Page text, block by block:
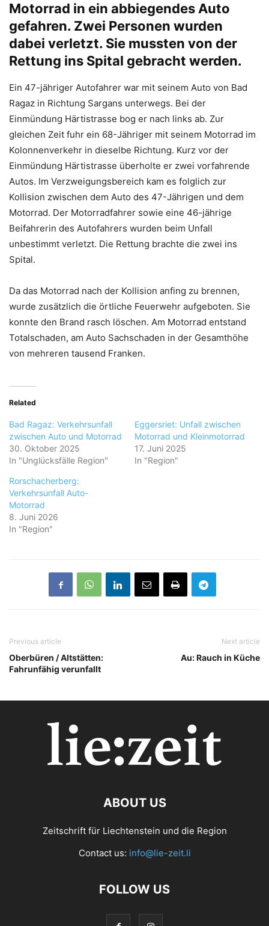
Motorrad in ein abbiegendes Auto
gefahren. Zwei Personen wurden
dabei verletzt. Sie mussten von der
Rettung ins Spital gebracht werden.
Ein 47-jähriger Autofahrer war mit seinem Auto von Bad
Ragaz in Richtung Sargans unterwegs. Bei der
Einmündung Härtistrasse bog er nach links ab. Zur
gleichen Zeit fuhr ein 68-Jähriger mit seinem Motorrad im
Kolonnenverkehr in dieselbe Richtung. Kurz vor der
Einmündung Härtistrasse überholte er zwei vorfahrende
Autos. Im Verzweigungsbereich kam es folglich zur
Kollision zwischen dem Auto des 47-Jährigen und dem
Motorrad. Der Motorradfahrer sowie eine 46-jährige
Beifahrerin des Autofahrers wurden beim Unfall
unbestimmt verletzt. Die Rettung brachte die zwei ins
Spital.
Da das Motorrad nach der Kollision anfing zu brennen,
wurde zusätzlich die örtliche Feuerwehr aufgeboten. Sie
konnte den Brand rasch löschen. Am Motorrad entstand
Totalschaden, am Auto Sachschaden in der Gesamthöhe
von mehreren tausend Franken.
Related
Bad Ragaz: Verkehrsunfall
zwischen Auto und Motorrad
30. Oktober 2025
In "Unglücksfälle Region"
Eggersriet: Unfall zwischen
Motorrad und Kleinmotorrad
17. Juni 2025
In "Region"
Rorschacherberg:
Verkehrsunfall Auto-
Motorrad
8. Juni 2026
In "Region"
Previous article
Oberbüren / Altstätten:
Fahrunfähig verunfallt
Next article
Au: Rauch in Küche
ABOUT US
Zeitschrift für Liechtenstein und die Region
Contact us: info@lie-zeit.li
FOLLOW US